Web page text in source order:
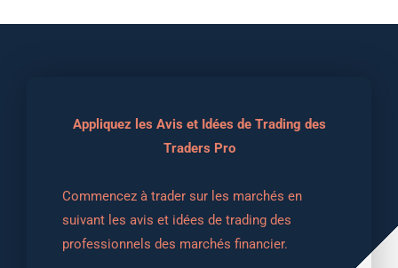
Appliquez les Avis et Idées de Trading des
Traders Pro
Commencez à trader sur les marchés en
suivant les avis et idées de trading des
professionnels des marchés financier.